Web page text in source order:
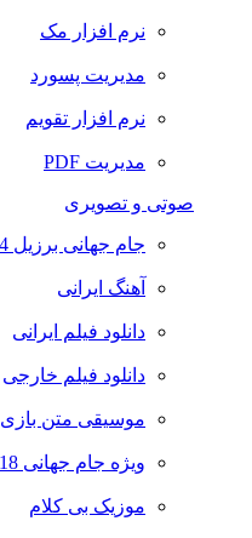
نرم افزار مک
مدیریت پسورد
نرم افزار تقویم
مدیریت PDF
صوتی و تصویری
جام جهانی برزیل 2014
آهنگ ایرانی
دانلود فیلم ایرانی
دانلود فیلم خارجی
موسیقی متن بازی و فیلم
ویژه جام جهانی 2018 روسیه
موزیک بی کلام